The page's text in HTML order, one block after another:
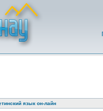
язык он-лайн